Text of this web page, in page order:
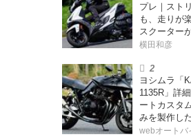
プレ｜スト
も、走りが
スクーター
横田和彦
ヨシムラ「
1135R」詳
ートカスタ
みを製作し
【ヨシムラ
webオートバ